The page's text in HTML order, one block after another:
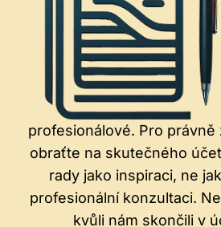
profesionálové. Pro právně
obraťte na skutečného
rady jako inspiraci, ne
profesionální konzultaci.
kvůli nám skončili v